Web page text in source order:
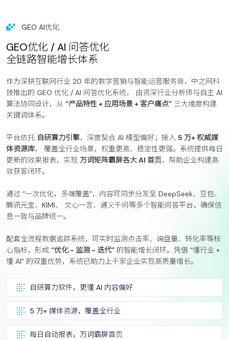
GEO AI优化
GEO优化 / AI 问答优化
全链路智能增长体系
作为深耕互联网行业 20 年的数字营销与智能运营服务商，中之网科
技推出的 GEO 优化 / AI 问答优化系统， 由资深行业分析师与自主 AI
算法协同设计，从 “产品特性 + 应用场景 + 客户痛点” 三大维度构建
关键词体系。
平台依托 自研算力引擎，深度契合 AI 模型偏好；接入 5 万+ 权威媒
体资源库， 覆盖全行业场景，权重更高、稳定性更强。系统提供每日
更新的效果报表，实现 万词矩阵霸屏各大 AI 首页，帮助企业构建高
效获客闭环。
通过 “一次优化，多端覆盖”，内容可同步分发至 DeepSeek、豆包、
腾讯元宝、KIMI、 文心一言、通义千问等多个智能问答平台，确保信
息一致与品牌统一。
配套全流程数据追踪系统，可实时监测点击率、询盘量、转化率等核
心指标，形成 “优化 - 监测 - 迭代” 的智能增长闭环。凭借 “懂行业 +
懂 AI” 的双重优势，系统已助力上千家企业实现高质量增长。
自研算力软件，更懂 AI 内容偏好
5 万+ 媒体资源，覆盖全行业
每日自动报表，万词霸屏首页